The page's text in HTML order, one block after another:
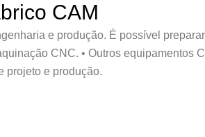
CAM
e produção. É possível
CNC. • Outros
projeto e produção.